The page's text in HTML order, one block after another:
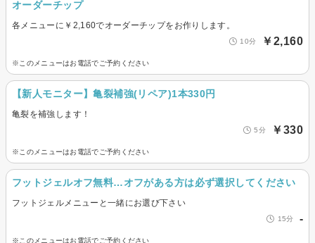
オーダーチップ
各メニューに￥2,160でオーダーチップをお作りします。
10分 ￥2,160
※このメニューはお電話でご予約ください
【新人モニター】亀裂補強(リペア)1本330円
亀裂を補強します！
5分 ￥330
※このメニューはお電話でご予約ください
フットジェルオフ無料…オフがある方は必ず選択してください
フットジェルメニューと一緒にお選び下さい
15分 -
※このメニューはお電話でご予約ください